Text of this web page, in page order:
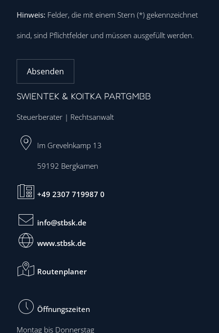
Hinweis: Felder, die mit einem Stern (*) gekennzeichnet
sind, sind Pflichtfelder und müssen ausgefüllt werden.
Absenden
SWIENTEK & KOITKA PARTGMBB
Steuerberater | Rechtsanwalt
Im Grevelnkamp 13
59192 Bergkamen
+49 2307 719987 0
info@stbsk.de
www.stbsk.de
Routenplaner
Öffnungszeiten
Montag bis Donnerstag